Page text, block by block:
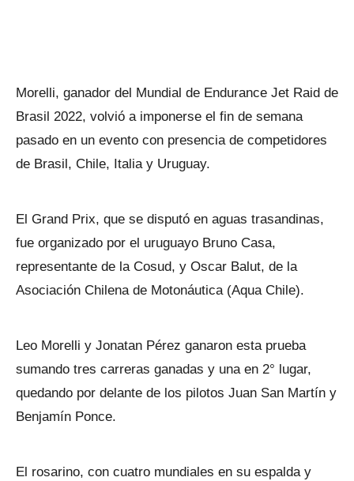
Morelli, ganador del Mundial de Endurance Jet Raid de
Brasil 2022, volvió a imponerse el fin de semana
pasado en un evento con presencia de competidores
de Brasil, Chile, Italia y Uruguay.
El Grand Prix, que se disputó en aguas trasandinas,
fue organizado por el uruguayo Bruno Casa,
representante de la Cosud, y Oscar Balut, de la
Asociación Chilena de Motonáutica (Aqua Chile).
Leo Morelli y Jonatan Pérez ganaron esta prueba
sumando tres carreras ganadas y una en 2° lugar,
quedando por delante de los pilotos Juan San Martín y
Benjamín Ponce.
El rosarino, con cuatro mundiales en su espalda y